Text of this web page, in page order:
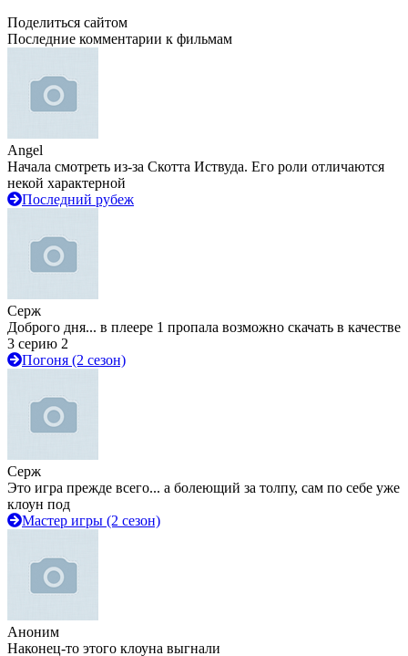
Поделиться сайтом
Последние комментарии к фильмам
Angel
Начала смотреть из-за Скотта Иствуда. Его роли отличаются
некой характерной
Последний рубеж
Серж
Доброго дня... в плеере 1 пропала возможно скачать в качестве
3 серию 2
Погоня (2 сезон)
Серж
Это игра прежде всего... а болеющий за толпу, сам по себе уже
клоун под
Мастер игры (2 сезон)
Аноним
Наконец-то этого клоуна выгнали